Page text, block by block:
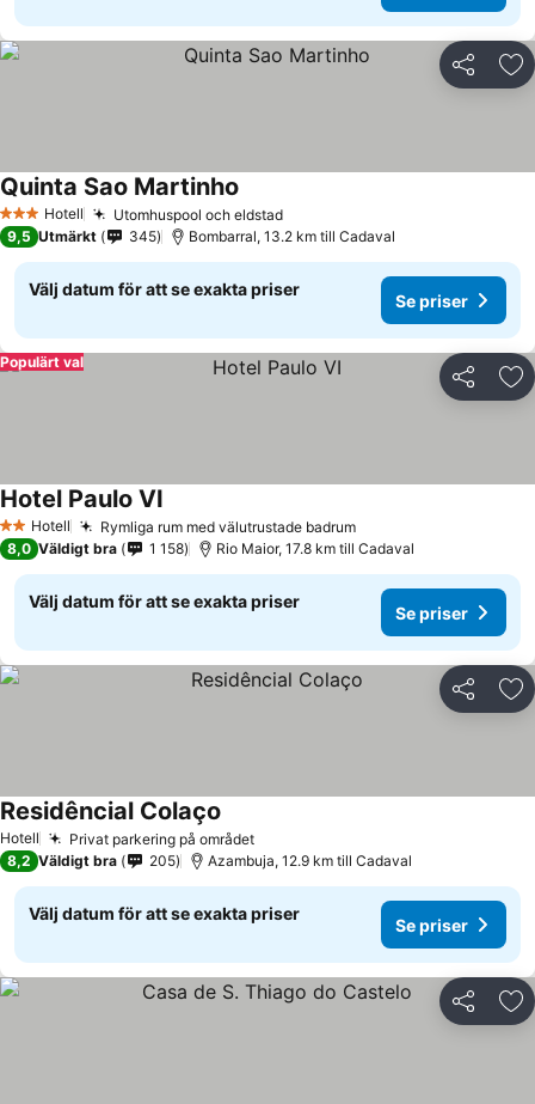
Dela
3 StjärnorHotell Utomhuspool och eldstad
Quinta Sao Martinho
9,5 Utmärkt 345 Bombarral, 13.2 km till Cadaval
Välj datum för att se exakta priser
Se priser
Dela
Populärt val
2 Stjärnor
Hotell Rymliga rum med välutrustade badrum
Hotel Paulo VI
8,0 Väldigt bra 1 158 Rio Maior, 17.8 km till Cadaval
Välj datum för att se exakta priser
Se priser
Dela
Hotell Privat parkering på området
Residêncial Colaço
8,2 Väldigt bra 205 Azambuja, 12.9 km till Cadaval
Välj datum för att se exakta priser
Se priser
Dela